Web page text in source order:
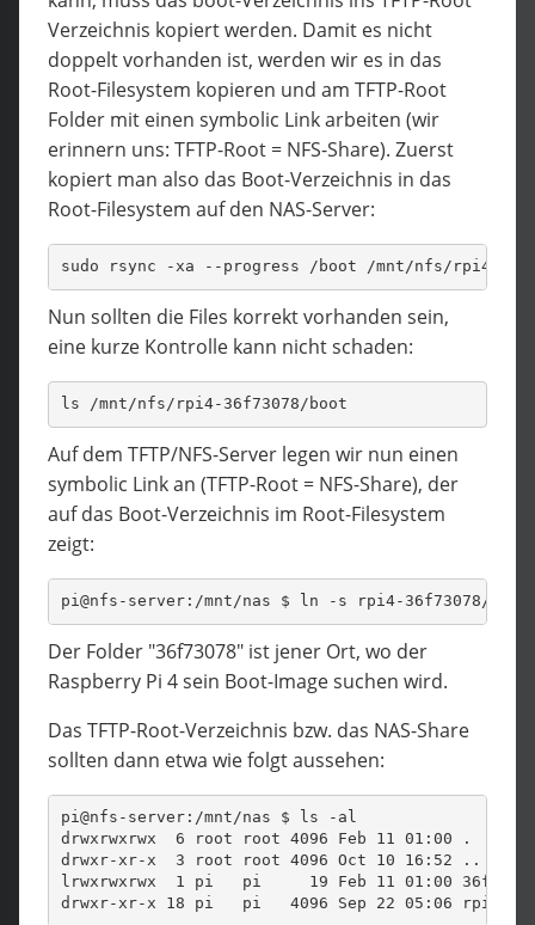
Verzeichnis kopiert werden. Damit es nicht
doppelt vorhanden ist, werden wir es in das
Root-Filesystem kopieren und am TFTP-Root
Folder mit einen symbolic Link arbeiten (wir
erinnern uns: TFTP-Root = NFS-Share). Zuerst
kopiert man also das Boot-Verzeichnis in das
Root-Filesystem auf den NAS-Server:
sudo rsync -xa --progress /boot /mnt/nfs/rpi4-
Nun sollten die Files korrekt vorhanden sein,
eine kurze Kontrolle kann nicht schaden:
ls /mnt/nfs/rpi4-36f73078/boot
Auf dem TFTP/NFS-Server legen wir nun einen
symbolic Link an (TFTP-Root = NFS-Share), der
auf das Boot-Verzeichnis im Root-Filesystem
zeigt:
pi@nfs-server:/mnt/nas $ ln -s rpi4-36f73078/
Der Folder "36f73078" ist jener Ort, wo der
Raspberry Pi 4 sein Boot-Image suchen wird.
Das TFTP-Root-Verzeichnis bzw. das NAS-Share
sollten dann etwa wie folgt aussehen:
pi@nfs-server:/mnt/nas $ ls -al
drwxrwxrwx  6 root root 4096 Feb 11 01:00 .
drwxr-xr-x  3 root root 4096 Oct 10 16:52 ..
lrwxrwxrwx  1 pi   pi     19 Feb 11 01:00
drwxr-xr-x 18 pi   pi   4096 Sep 22 05:06 rpi4-